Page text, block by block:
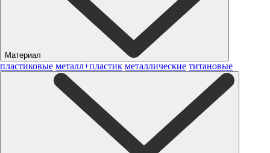
Материал
пластиковые металл+пластик металлические титановые